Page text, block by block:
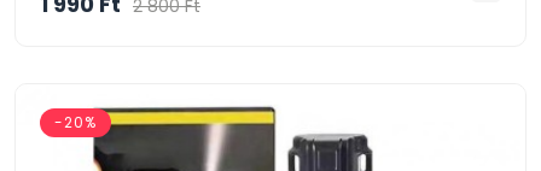
2 800 Ft
-20%